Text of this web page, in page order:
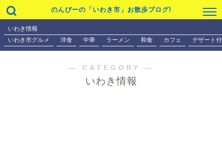
のんぴーの「いわき市」お散歩ブログ!
いわき情報
いわき市グルメ
洋食 中華 ラーメン 和食 カフェ デザート
― CATEGORY ―
いわき情報